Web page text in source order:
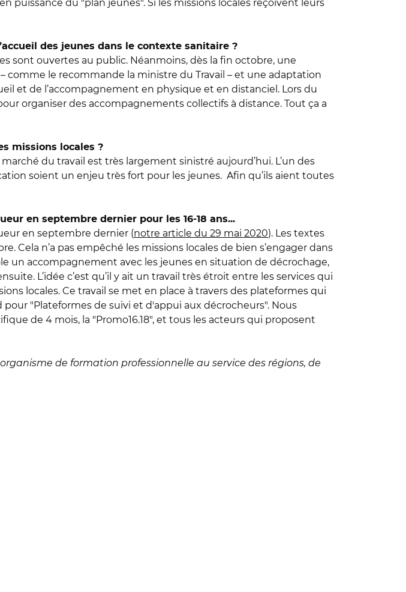
puissance du "plan jeunes". Si les missions locales reçoivent leurs
des jeunes dans le contexte sanitaire ?
sont ouvertes au public. Néanmoins, dès la fin octobre, une
comme le recommande la ministre du Travail – et une adaptation
et de l’accompagnement en physique et en distanciel. Lors du
organiser des accompagnements collectifs à distance. Tout ça a
missions locales ?
du travail est très largement sinistré aujourd’hui. L’un des
soient un enjeu très fort pour les jeunes. Afin qu’ils aient toutes
en septembre dernier pour les 16-18 ans...
en septembre dernier (notre article du 29 mai 2020). Les textes
Cela n’a pas empêché les missions locales de bien s’engager dans
un accompagnement avec les jeunes en situation de décrochage,
L’idée c’est qu’il y ait un travail très étroit entre les services qui
locales. Ce travail se met en place à travers des plateformes qui
"Plateformes de suivi et d'appui aux décrocheurs". Nous
de 4 mois, la "Promo16.18", et tous les acteurs qui proposent
de formation professionnelle au service des régions, de